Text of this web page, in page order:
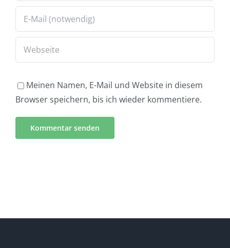
Meinen Namen, E-Mail und Website in diesem
Browser speichern, bis ich wieder kommentiere.